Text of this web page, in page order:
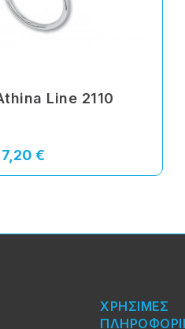
Line 2110
7,20 €
ΧΡΗΣΙΜΕΣ